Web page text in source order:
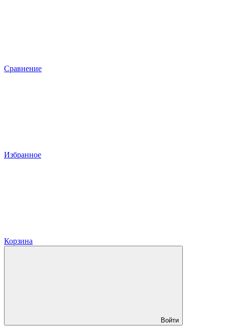
Сравнение
Избранное
Корзина
Войти